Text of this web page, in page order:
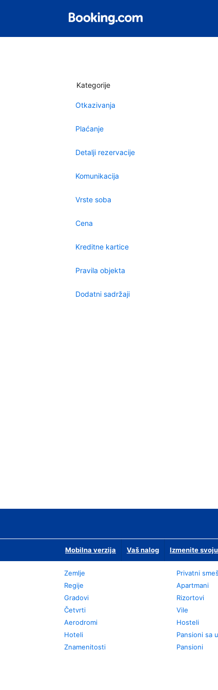
Kategorije
Otkazivanja
Plaćanje
Detalji rezervacije
Komunikacija
Vrste soba
Cena
Kreditne kartice
Pravila objekta
Dodatni sadržaji
Mobilna verzija Vaš nalog Izmenite
Zemlje
Regije
Gradovi
Četvrti
Aerodromi
Hoteli
Znamenitosti
Privatni
Apartmani
Rizortovi
Vile
Hosteli
Pansioni sa
Pansioni